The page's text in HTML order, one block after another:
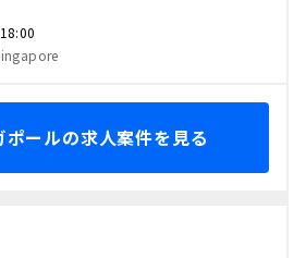
ポールの求人案件を見る